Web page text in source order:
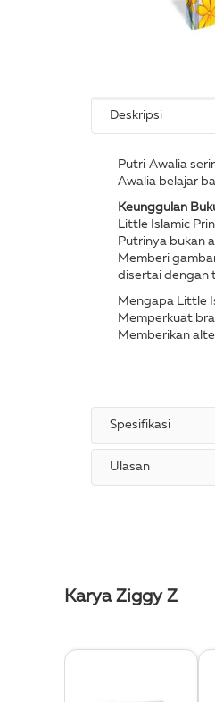
Deskripsi
Putri Awalia
Awalia belajar
Keunggulan
Little Islamic
Putrinya bukan
Memberi
disertai dengan
Mengapa Little
Memperkuat
Memberikan
Spesifikasi
Ulasan
Karya Ziggy Z